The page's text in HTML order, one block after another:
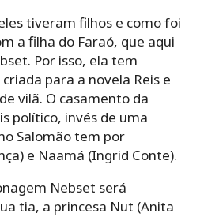
tiveram filhos e como foi
a filha do Faraó, que aqui
Por isso, ela tem
para a novela Reis e
vilã. O casamento da
político, invés de uma
Salomão tem por
e Naamá (Ingrid Conte).
Nebset será
tia, a princesa Nut (Anita